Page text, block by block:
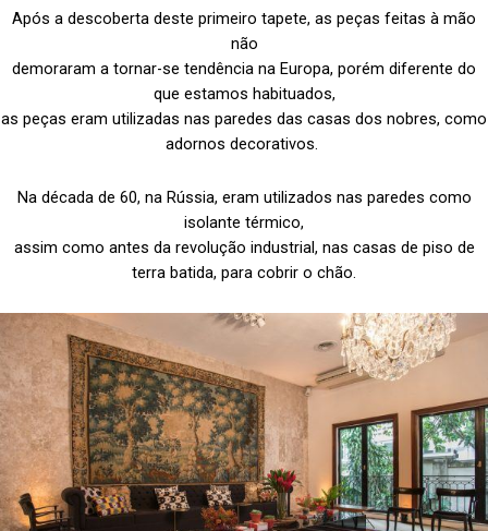
Após a descoberta deste primeiro tapete, as peças feitas à mão
não
demoraram a tornar-se tendência na Europa, porém diferente do
que estamos habituados,
as peças eram utilizadas nas paredes das casas dos nobres, como
adornos decorativos.
Na década de 60, na Rússia, eram utilizados nas paredes como
isolante térmico,
assim como antes da revolução industrial, nas casas de piso de
terra batida, para cobrir o chão.